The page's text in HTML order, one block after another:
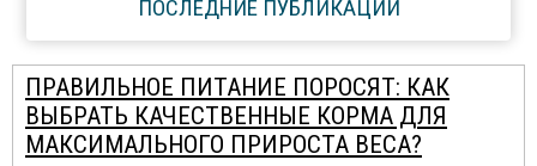
ПОСЛЕДНИЕ ПУБЛИКАЦИИ
ПРАВИЛЬНОЕ ПИТАНИЕ ПОРОСЯТ: КАК
ВЫБРАТЬ КАЧЕСТВЕННЫЕ КОРМА ДЛЯ
МАКСИМАЛЬНОГО ПРИРОСТА ВЕСА?